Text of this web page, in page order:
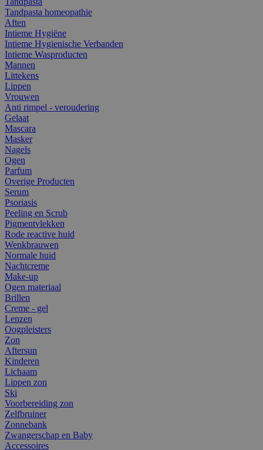
Tandpasta homeopathie
Aften
Intieme Hygiëne
Intieme Hygienische Verbanden
Intieme Wasproducten
Mannen
Littekens
Lippen
Vrouwen
Anti rimpel - veroudering
Gelaat
Mascara
Masker
Nagels
Ogen
Parfum
Overige Producten
Serum
Psoriasis
Peeling en Scrub
Pigmentvlekken
Rode reactive huid
Wenkbrauwen
Normale huid
Nachtcreme
Make-up
Ogen materiaal
Brillen
Creme - gel
Lenzen
Oogpleisters
Zon
Aftersun
Kinderen
Lichaam
Lippen zon
Ski
Voorbereiding zon
Zelfbruiner
Zonnebank
Zwangerschap en Baby
Accessoires